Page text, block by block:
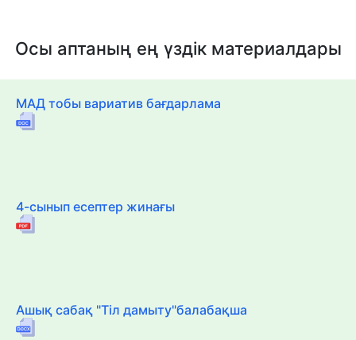
Осы аптаның ең үздік материалдары
МАД тобы вариатив бағдарлама
4-сынып есептер жинағы
Ашық сабақ "Тіл дамыту"балабақша